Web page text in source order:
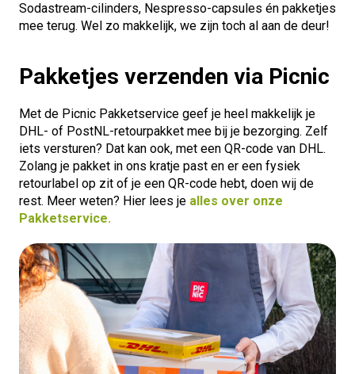
Sodastream-cilinders, Nespresso-capsules én pakketjes
mee terug. Wel zo makkelijk, we zijn toch al aan de deur!
Pakketjes verzenden via Picnic
Met de Picnic Pakketservice geef je heel makkelijk je
DHL- of PostNL-retourpakket mee bij je bezorging. Zelf
iets versturen? Dat kan ook, met een QR-code van DHL.
Zolang je pakket in ons kratje past en er een fysiek
retourlabel op zit of je een QR-code hebt, doen wij de
rest. Meer weten? Hier lees je alles over onze
Pakketservice.